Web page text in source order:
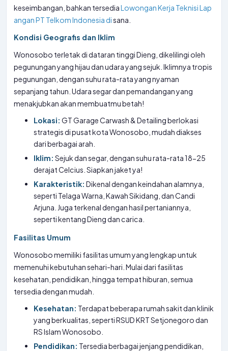
keseimbangan, bahkan tersediaLowongan Kerja Teknisi Lap
angan PT Telkom Indonesia disana.
Kondisi Geografis dan Iklim
Wonosobo terletak di dataran tinggi Dieng, dikelilingi oleh
pegunungan yang hijau dan udara yang sejuk. Iklimnya tropis
pegunungan, dengan suhu rata-rata yang nyaman
sepanjang tahun. Udara segar dan pemandangan yang
menakjubkan akan membuatmu betah!
Lokasi: GT Garage Carwash & Detailing berlokasi
strategis di pusat kota Wonosobo, mudah diakses
dari berbagai arah.
Iklim: Sejuk dan segar, dengan suhu rata-rata 18-25
derajat Celcius. Siapkan jaket ya!
Karakteristik: Dikenal dengan keindahan alamnya,
seperti Telaga Warna, Kawah Sikidang, dan Candi
Arjuna. Juga terkenal dengan hasil pertaniannya,
seperti kentang Dieng dan carica.
Fasilitas Umum
Wonosobo memiliki fasilitas umum yang lengkap untuk
memenuhi kebutuhan sehari-hari. Mulai dari fasilitas
kesehatan, pendidikan, hingga tempat hiburan, semua
tersedia dengan mudah.
Kesehatan: Terdapat beberapa rumah sakit dan klinik
yang berkualitas, seperti RSUD KRT Setjonegoro dan
RS Islam Wonosobo.
Pendidikan: Tersedia berbagai jenjang pendidikan,